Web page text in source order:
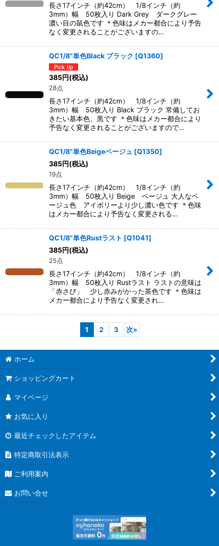
長さ17インチ（約42cm） 1/8インチ（約
3mm）幅 50枚入り Dark Grey ダークグレー
濃い目の鼠色です ＊色味はメカー都合により予告
なく変更されることがございますの…
QC1/8"単色Black ブラック [Q1360]
385円(税込)
28点
長さ17インチ（約42cm） 1/8インチ（約
3mm）幅 50枚入り Black ブラック 常備してお
きたい基本色、黒です ＊色味はメカー都合により
予告なく変更されることがございますので…
QC1/8"単色Beigeベージュ [Q1350]
385円(税込)
19点
長さ17インチ（約42cm） 1/8インチ（約
3mm）幅 50枚入り Beige ベージュ 大人なベ
ージュ色 アイボリーより少し濃い色です ＊色味
はメカー都合により予告なく変更される…
QC1/8"単色Rustラスト [Q1041]
385円(税込)
25点
長さ17インチ（約42cm） 1/8インチ（約
3mm）幅 50枚入り Rustラスト ラストの意味は
「赤さび」 少し赤みがかった茶色です ＊色味は
メカー都合により予告なく変更され…
1 2 3 次»
ホーム
ショッピングカート
マイページ
お気に入り
最近チェックしたアイテム
特定商取引法表示
ご利用案内
お問い合せ